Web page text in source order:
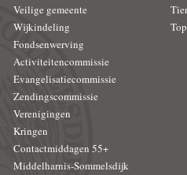
Veilige gemeente
Wijkindeling
Fondsenwerving
Activiteitencommissie
Evangelisatiecommissie
Zendingscommissie
Verenigingen
Kringen
Contactmiddagen 55+
Middelharnis-Sommelsdijk